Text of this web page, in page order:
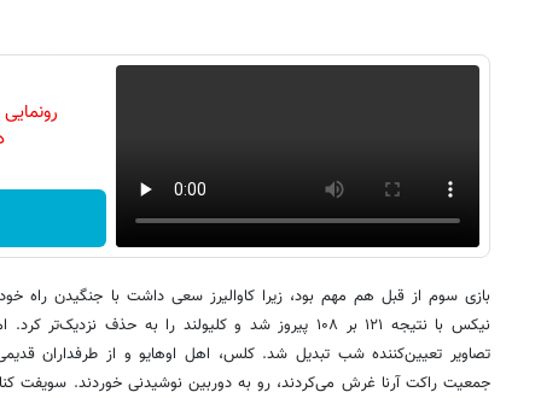
بازی سوم از قبل هم مهم بود، زیرا کاوالیرز سعی داشت با جنگیدن راه
نیکس با نتیجه ۱۲۱ بر ۱۰۸ پیروز شد و کلیولند را به حذف
تصاویر تعیین‌کننده شب تبدیل شد. کلس، اهل اوهایو و از طرفداران قدیمی
جمعیت راکت آرنا غرش می‌کردند، رو به دوربین نوشیدنی خوردند. سویفت